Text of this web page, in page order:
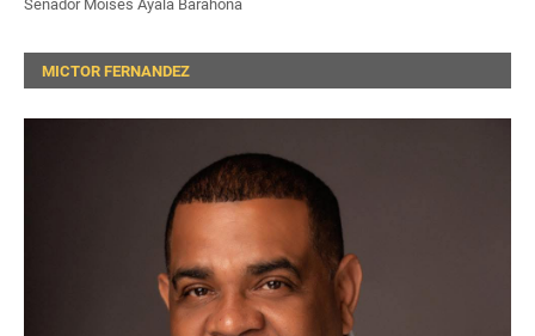
Senador Moises Ayala Barahona
MICTOR FERNANDEZ